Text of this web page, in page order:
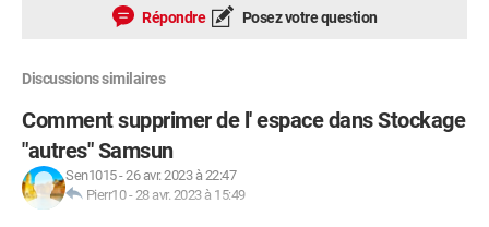
Répondre Posez votre question
Discussions similaires
Comment supprimer de l' espace dans Stockage
"autres" Samsun
Sen1015-26 avr. 2023 à 22:47
Pierr10-28 avr. 2023 à 15:49